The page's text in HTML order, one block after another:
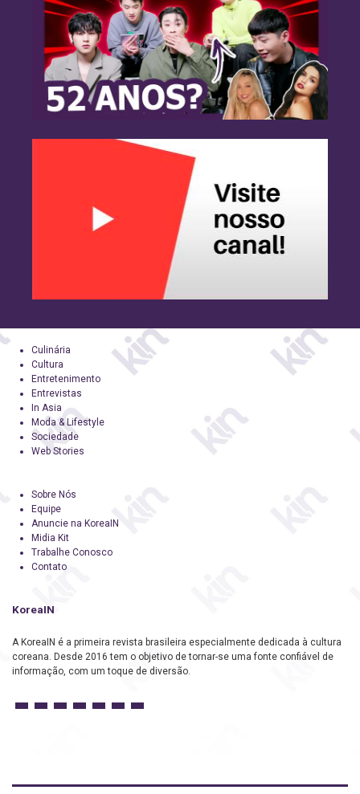
Culinária
Cultura
Entretenimento
Entrevistas
In Asia
Moda & Lifestyle
Sociedade
Web Stories
Sobre Nós
Equipe
Anuncie na KoreaIN
Midia Kit
Trabalhe Conosco
Contato
KoreaIN
A KoreaIN é a primeira revista brasileira especialmente dedicada à cultura
coreana. Desde 2016 tem o objetivo de tornar-se uma fonte confiável de
informação, com um toque de diversão.